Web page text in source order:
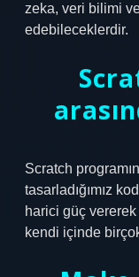
zeka, veri bilimi
edebileceklerdir.
Scratch
tasarladığımız
harici güç
kendi içinde